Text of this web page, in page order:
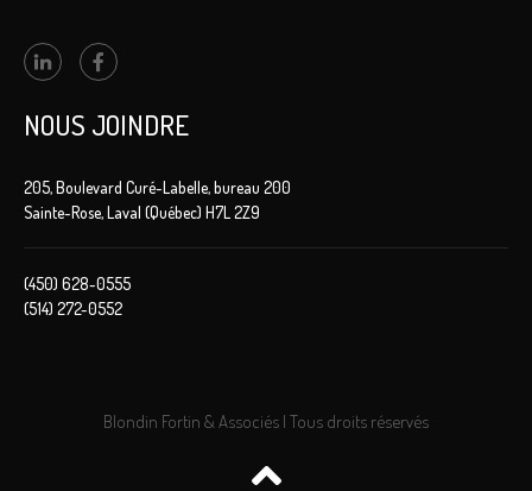
NOUS JOINDRE
205, Boulevard Curé-Labelle, bureau 200
Sainte-Rose, Laval (Québec) H7L 2Z9
(450) 628-0555
(514) 272-0552
Blondin Fortin & Associés | Tous droits réservés